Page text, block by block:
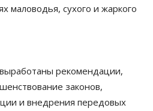
маловодья, сухого и жаркого
рекомендации,
законов,
и внедрения передовых